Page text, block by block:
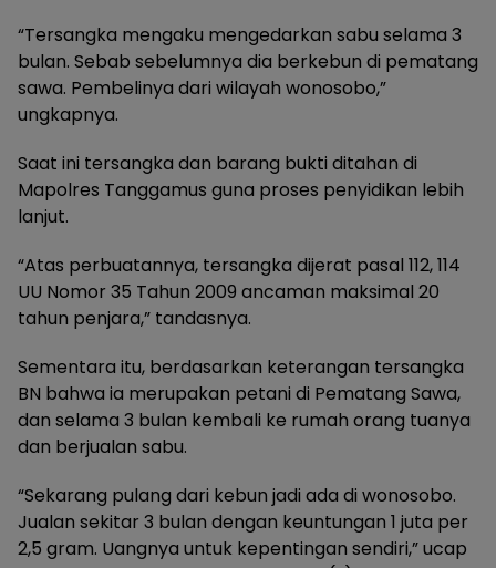
“Tersangka mengaku mengedarkan sabu selama 3
bulan. Sebab sebelumnya dia berkebun di pematang
sawa. Pembelinya dari wilayah wonosobo,”
ungkapnya.
Saat ini tersangka dan barang bukti ditahan di
Mapolres Tanggamus guna proses penyidikan lebih
lanjut.
“Atas perbuatannya, tersangka dijerat pasal 112, 114
UU Nomor 35 Tahun 2009 ancaman maksimal 20
tahun penjara,” tandasnya.
Sementara itu, berdasarkan keterangan tersangka
BN bahwa ia merupakan petani di Pematang Sawa,
dan selama 3 bulan kembali ke rumah orang tuanya
dan berjualan sabu.
“Sekarang pulang dari kebun jadi ada di wonosobo.
Jualan sekitar 3 bulan dengan keuntungan 1 juta per
2,5 gram. Uangnya untuk kepentingan sendiri,” ucap